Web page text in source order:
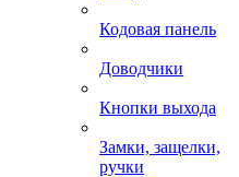
Кодовая панель
Доводчики
Кнопки выхода
Замки, защелки,
ручки